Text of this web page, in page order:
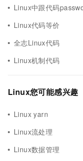
Linux中跟代码
Linux代码等价
全志Linux代码
Linux机制代码
Linux您可能感兴趣
Linux yarn
Linux流处理
Linux数据管理